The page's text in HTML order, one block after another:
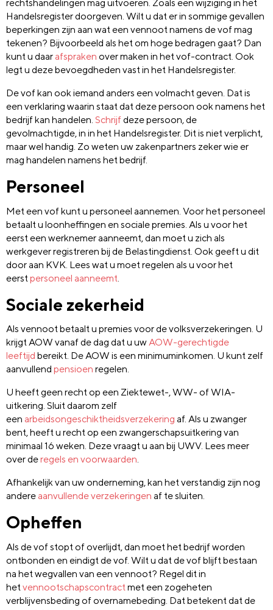
rechtshandelingen mag uitvoeren. Zoals een wijziging in het
Handelsregister doorgeven. Wilt u dat er in sommige gevallen
beperkingen zijn aan wat een vennoot namens de vof mag
tekenen? Bijvoorbeeld als het om hoge bedragen gaat? Dan
kunt u daar afspraken over maken in het vof-contract. Ook
legt u deze bevoegdheden vast in het Handelsregister.
De vof kan ook iemand anders een volmacht geven. Dat is
een verklaring waarin staat dat deze persoon ook namens het
bedrijf kan handelen. Schrijfdeze persoon, de
gevolmachtigde, in in het Handelsregister. Dit is niet verplicht,
maar wel handig. Zo weten uw zakenpartners zeker wie er
mag handelen namens het bedrijf.
Personeel
Met een vof kunt u personeel aannemen. Voor het personeel
betaalt u loonheffingen en sociale premies. Als u voor het
eerst een werknemer aanneemt, dan moet u zich als
werkgever registreren bij de Belastingdienst. Ook geeft u dit
door aan KVK. Lees wat u moet regelen als u voor het
eerst personeel aanneemt
Sociale zekerheid
Als vennoot betaalt u premies voor de volksverzekeringen. U
krijgt AOW vanaf de dag dat u uwAOW-gerechtigde
leeftijd bereikt. De AOW is een minimuminkomen. U kunt zelf
aanvullend pensioen regelen.
U heeft geen recht op een Ziektewet-, WW- of WIA-
uitkering. Sluit daarom zelf
een arbeidsongeschiktheidsverzekering af. Als u zwanger
bent, heeft u recht op een zwangerschapsuitkering van
minimaal 16 weken. Deze vraagt u aan bij UWV. Lees meer
over deregels en voorwaarden.
Afhankelijk van uw onderneming, kan het verstandig zijn nog
andere aanvullende verzekeringen af te sluiten.
Opheffen
Als de vof stopt of overlijdt, dan moet het bedrijf worden
ontbonden en eindigt de vof. Wilt u dat de vof blijft bestaan
na het wegvallen van een vennoot? Regel dit in
hetvennootschapscontractmet een zogeheten
verblijvensbeding of overnamebeding. Dat betekent dat de